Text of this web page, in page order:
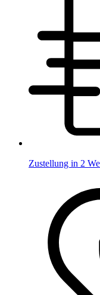
Zustellung in 2